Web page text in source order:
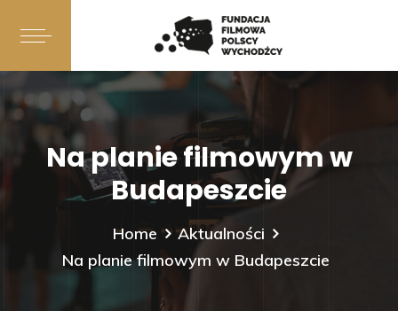
Na planie filmowym w
Budapeszcie
Home
Aktualności
Na planie filmowym w Budapeszcie